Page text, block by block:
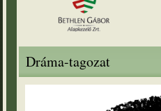
Dráma-tagozat